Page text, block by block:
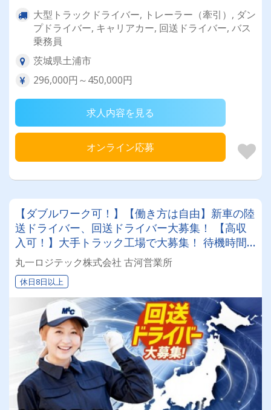
大型トラックドライバー, トレーラー（牽引）, ダン
プドライバー, キャリアカー, 回送ドライバー, バス
乗務員
茨城県土浦市
296,000円～450,000円
求人内容を見る
オンライン応募
【ダブルワーク可！】【働き方は自由】新車の陸
送ドライバー、回送ドライバー大募集！ 【高収
入可！】大手トラック工場で大募集！ 待機時間
もなく身体の負担が少ないお仕事♬★休みと収入
のバランスは好きなように選べます★
丸一ロジテック株式会社 古河営業所
休日8日以上